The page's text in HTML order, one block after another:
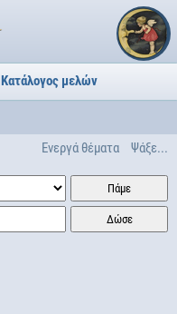
Κατάλογος μελών
Ενεργά θέματα Ψάξε...